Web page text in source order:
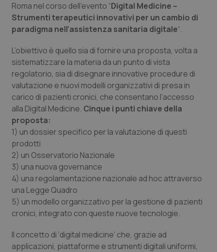
Friuli Venezia Giulia
Liguria
Lombardia
Marche
Molise
Piemonte
Provincia Autonoma di Bolzano
Provincia Autonoma di Trento
Puglia
Dermatite Atopica
Disturbi dell’umore
Dolore
Donna & Salute
Epatiti
HIV
Infezioni & Febbre
Ipertensione & Scompenso
Malattie rare
Roma nel corso dell’evento “Digital Medicine –
Strumenti terapeutici innovativi per un cambio di
paradigma nell’assistenza sanitaria digitale“.
L’obiettivo è quello sia di fornire una proposta, volta a
sistematizzare la materia da un punto di vista
regolatorio, sia di disegnare innovative procedure di
valutazione e nuovi modelli organizzativi di presa in
carico di pazienti cronici, che consentano l’accesso
alla Digital Medicine. Cinque i punti chiave della
proposta:
1) un dossier specifico per la valutazione di questi
prodotti
2) un Osservatorio Nazionale
3) una nuova governance
4) una regolamentazione nazionale ad hoc attraverso
una Legge Quadro
5) un modello organizzativo per la gestione di pazienti
cronici, integrato con queste nuove tecnologie.
Il concetto di ‘digital medicine’ che, grazie ad
applicazioni, piattaforme e strumenti digitali uniformi,